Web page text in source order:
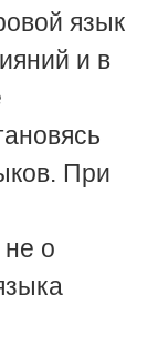
язык
и в
При
о